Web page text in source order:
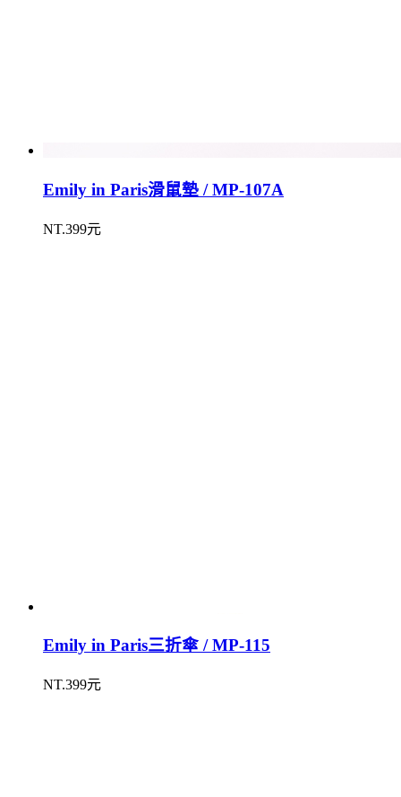
Emily in Paris滑鼠墊 / MP-107A
NT.399元
Emily in Paris三折傘 / MP-115
NT.399元